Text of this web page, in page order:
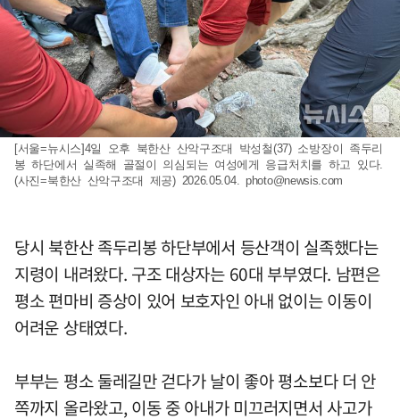
[서울=뉴시스]4일 오후 북한산 산악구조대 박성철(37) 소방장이 족두리
봉 하단에서 실족해 골절이 의심되는 여성에게 응급처치를 하고 있다.
(사진=북한산 산악구조대 제공) 2026.05.04. photo@newsis.com
당시 북한산 족두리봉 하단부에서 등산객이 실족했다는
지령이 내려왔다. 구조 대상자는 60대 부부였다. 남편은
평소 편마비 증상이 있어 보호자인 아내 없이는 이동이
어려운 상태였다.
부부는 평소 둘레길만 걷다가 날이 좋아 평소보다 더 안
쪽까지 올라왔고, 이동 중 아내가 미끄러지면서 사고가